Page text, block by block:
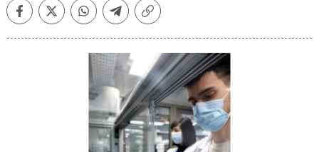
FacebookTwitterWhatsappTelegramCopiar